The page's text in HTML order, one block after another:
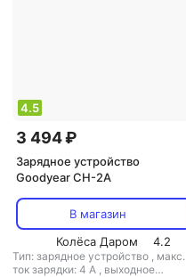
4.5
3 494 ₽
Зарядное устройство
Goodyear CH-2A
В магазин
Колёса Даром
4.2
Тип: зарядное устройство , макс.
ток зарядки: 4 А , выходное